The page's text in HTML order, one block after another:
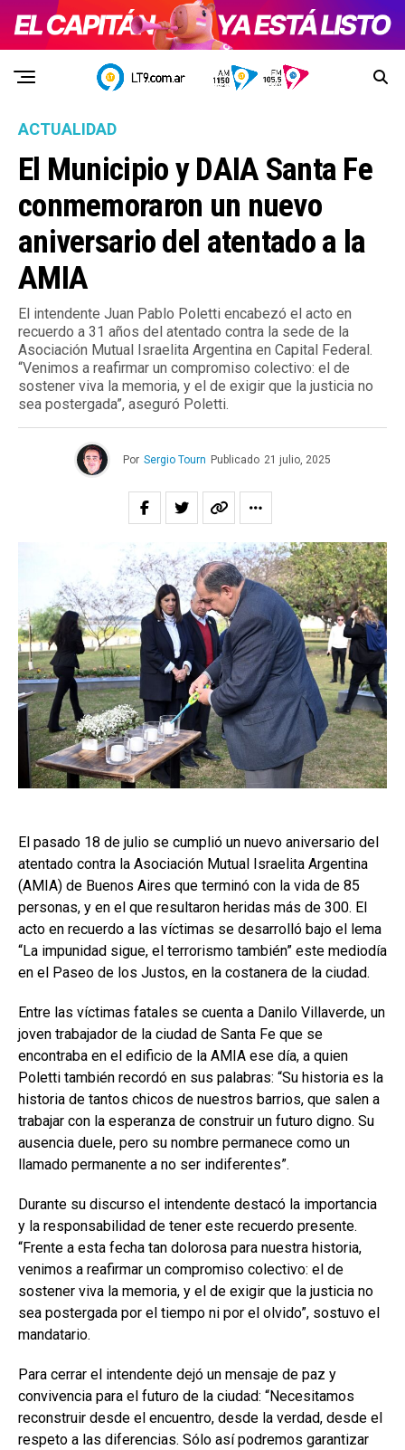
ACTUALIDAD
El Municipio y DAIA Santa Fe
conmemoraron un nuevo
aniversario del atentado a la
AMIA
El intendente Juan Pablo Poletti encabezó el acto en
recuerdo a 31 años del atentado contra la sede de la
Asociación Mutual Israelita Argentina en Capital Federal.
“Venimos a reafirmar un compromiso colectivo: el de
sostener viva la memoria, y el de exigir que la justicia no
sea postergada”, aseguró Poletti.
Por Sergio Tourn Publicado 21 julio, 2025
El pasado 18 de julio se cumplió un nuevo aniversario del
atentado contra la Asociación Mutual Israelita Argentina
(AMIA) de Buenos Aires que terminó con la vida de 85
personas, y en el que resultaron heridas más de 300. El
acto en recuerdo a las víctimas se desarrolló bajo el lema
“La impunidad sigue, el terrorismo también” este mediodía
en el Paseo de los Justos, en la costanera de la ciudad.
Entre las víctimas fatales se cuenta a Danilo Villaverde, un
joven trabajador de la ciudad de Santa Fe que se
encontraba en el edificio de la AMIA ese día, a quien
Poletti también recordó en sus palabras: “Su historia es la
historia de tantos chicos de nuestros barrios, que salen a
trabajar con la esperanza de construir un futuro digno. Su
ausencia duele, pero su nombre permanece como un
llamado permanente a no ser indiferentes”.
Durante su discurso el intendente destacó la importancia
y la responsabilidad de tener este recuerdo presente.
“Frente a esta fecha tan dolorosa para nuestra historia,
venimos a reafirmar un compromiso colectivo: el de
sostener viva la memoria, y el de exigir que la justicia no
sea postergada por el tiempo ni por el olvido”, sostuvo el
mandatario.
Para cerrar el intendente dejó un mensaje de paz y
convivencia para el futuro de la ciudad: “Necesitamos
reconstruir desde el encuentro, desde la verdad, desde el
respeto a las diferencias. Sólo así podremos garantizar